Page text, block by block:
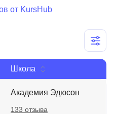
от KursHub
Школа
Академия Эдюсон
133 отзыва